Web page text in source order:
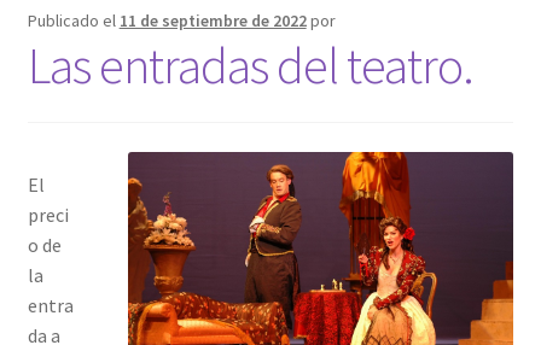
Publicado el 11 de septiembre de 2022por
Las entradas del teatro.
El
preci
o de
la
entra
da a